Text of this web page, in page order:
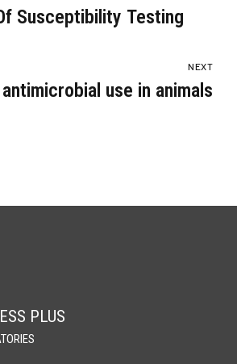
Susceptibility Testing
NEXT
use in animals
PLUS